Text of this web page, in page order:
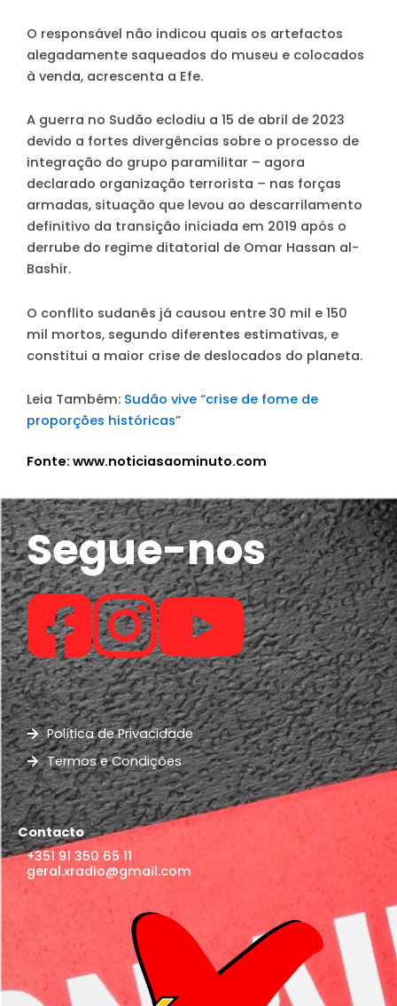
O responsável não indicou quais os artefactos
alegadamente saqueados do museu e colocados
à venda, acrescenta a Efe.
A guerra no Sudão eclodiu a 15 de abril de 2023
devido a fortes divergências sobre o processo de
integração do grupo paramilitar – agora
declarado organização terrorista – nas forças
armadas, situação que levou ao descarrilamento
definitivo da transição iniciada em 2019 após o
derrube do regime ditatorial de Omar Hassan al-
Bashir.
O conflito sudanês já causou entre 30 mil e 150
mil mortos, segundo diferentes estimativas, e
constitui a maior crise de deslocados do planeta.
Leia Também: Sudão vive “crise de fome de
proporções históricas”
Fonte: www.noticiasaominuto.com
Segue-nos
Política de Privacidade
Termos e Condições
Contacto
+351 91 350 65 11
geral.xradio@gmail.com